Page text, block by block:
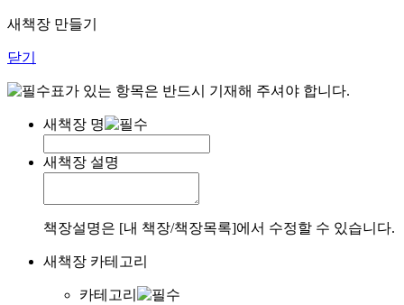
새책장 만들기
닫기
표가 있는 항목은 반드시 기재해 주셔야 합니다.
새책장 명
새책장 설명
책장설명은 [내 책장/책장목록]에서 수정할 수 있습니다.
새책장 카테고리
카테고리